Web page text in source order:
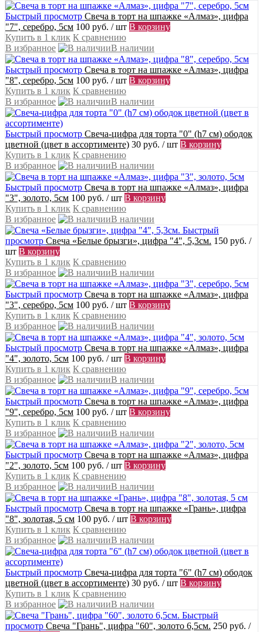
Быстрый просмотр Свеча в торт на шпажке «Алмаз», цифра
"7", серебро, 5см 100 руб. / шт В корзину
Купить в 1 клик К сравнению
В избранное
В наличии
Быстрый просмотр Свеча в торт на шпажке «Алмаз», цифра
"8", серебро, 5см 100 руб. / шт В корзину
Купить в 1 клик К сравнению
В избранное
В наличии
Быстрый просмотр Свеча-цифра для торта "0" (h7 см) ободок
цветной (цвет в ассортименте) 30 руб. / шт В корзину
Купить в 1 клик К сравнению
В избранное
В наличии
Быстрый просмотр Свеча в торт на шпажке «Алмаз», цифра
"3", золото, 5см 100 руб. / шт В корзину
Купить в 1 клик К сравнению
В избранное
В наличии
Быстрый
просмотр Свеча «Белые брызги», цифра "4", 5,3см. 150 руб. /
шт В корзину
Купить в 1 клик К сравнению
В избранное
В наличии
Быстрый просмотр Свеча в торт на шпажке «Алмаз», цифра
"3", серебро, 5см 100 руб. / шт В корзину
Купить в 1 клик К сравнению
В избранное
В наличии
Быстрый просмотр Свеча в торт на шпажке «Алмаз», цифра
"4", золото, 5см 100 руб. / шт В корзину
Купить в 1 клик К сравнению
В избранное
В наличии
Быстрый просмотр Свеча в торт на шпажке «Алмаз», цифра
"9", серебро, 5см 100 руб. / шт В корзину
Купить в 1 клик К сравнению
В избранное
В наличии
Быстрый просмотр Свеча в торт на шпажке «Алмаз», цифра
"2", золото, 5см 100 руб. / шт В корзину
Купить в 1 клик К сравнению
В избранное
В наличии
Быстрый просмотр Свеча в торт на шпажке «‎Грань», цифра
"8", золотая, 5 см 100 руб. / шт В корзину
Купить в 1 клик К сравнению
В избранное
В наличии
Быстрый просмотр Свеча-цифра для торта "6" (h7 см) ободок
цветной (цвет в ассортименте) 30 руб. / шт В корзину
Купить в 1 клик К сравнению
В избранное
В наличии
Быстрый
просмотр Свеча "Грань", цифра "60", золото 6,5см. 250 руб. /